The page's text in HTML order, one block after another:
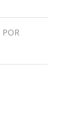
POR